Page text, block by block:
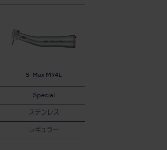
S-Max M94L
Special
ステンレス
レギュラー